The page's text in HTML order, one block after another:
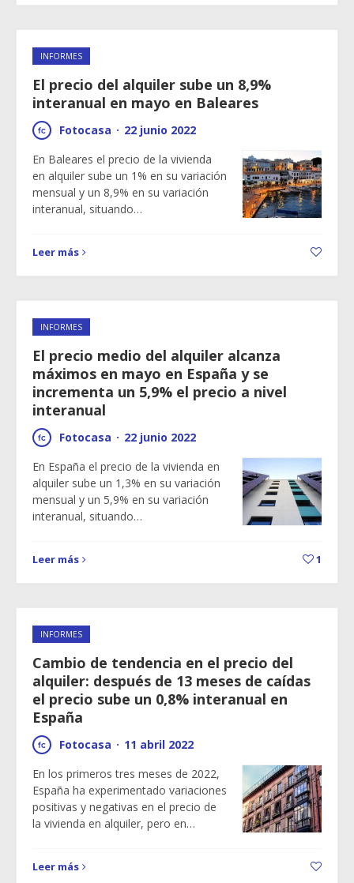
INFORMES
El precio del alquiler sube un 8,9%
interanual en mayo en Baleares
Fotocasa · 22 junio 2022
En Baleares el precio de la vivienda
en alquiler sube un 1% en su variación
mensual y un 8,9% en su variación
interanual, situando…
Leer más
INFORMES
El precio medio del alquiler alcanza
máximos en mayo en España y se
incrementa un 5,9% el precio a nivel
interanual
Fotocasa · 22 junio 2022
En España el precio de la vivienda en
alquiler sube un 1,3% en su variación
mensual y un 5,9% en su variación
interanual, situando…
Leer más 1
INFORMES
Cambio de tendencia en el precio del
alquiler: después de 13 meses de caídas
el precio sube un 0,8% interanual en
España
Fotocasa · 11 abril 2022
En los primeros tres meses de 2022,
España ha experimentado variaciones
positivas y negativas en el precio de
la vivienda en alquiler, pero en…
Leer más